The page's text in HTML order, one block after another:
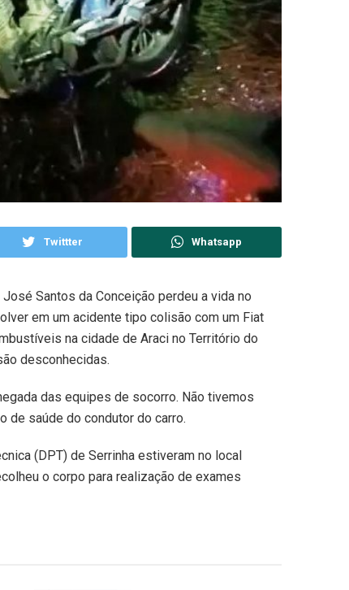
Twittter Whatsapp
Santos da Conceição perdeu a vida no
em um acidente tipo colisão com um Fiat
na cidade de Araci no Território do
desconhecidas.
das equipes de socorro. Não tivemos
de saúde do condutor do carro.
(DPT) de Serrinha estiveram no local
o corpo para realização de exames